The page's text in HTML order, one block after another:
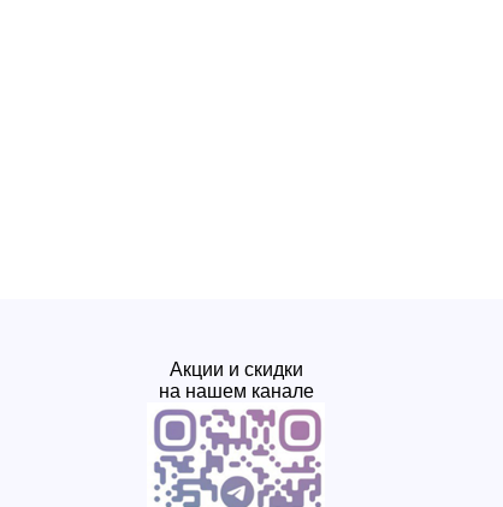
Акции и скидки
на нашем канале